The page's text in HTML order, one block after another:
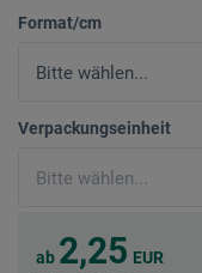
Format/cm
Verpackungseinheit
ab 2,25 EUR